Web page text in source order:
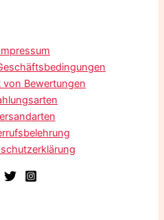
von Bewertungen